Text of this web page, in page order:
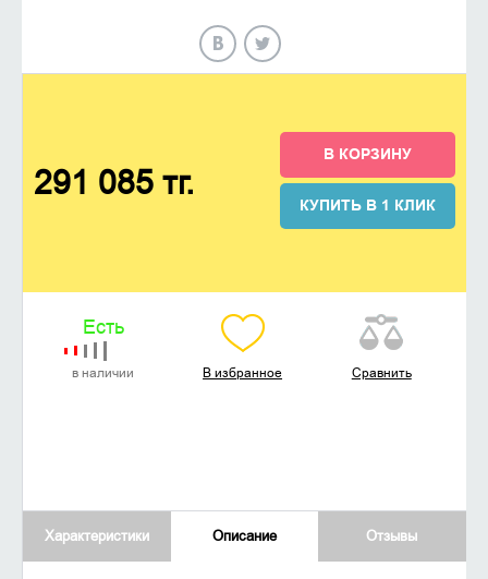
291 085 тг.
В КОРЗИНУ
КУПИТЬ В 1 КЛИК
Есть
в наличии В избранное Сравнить
Характеристики Описание Отзывы